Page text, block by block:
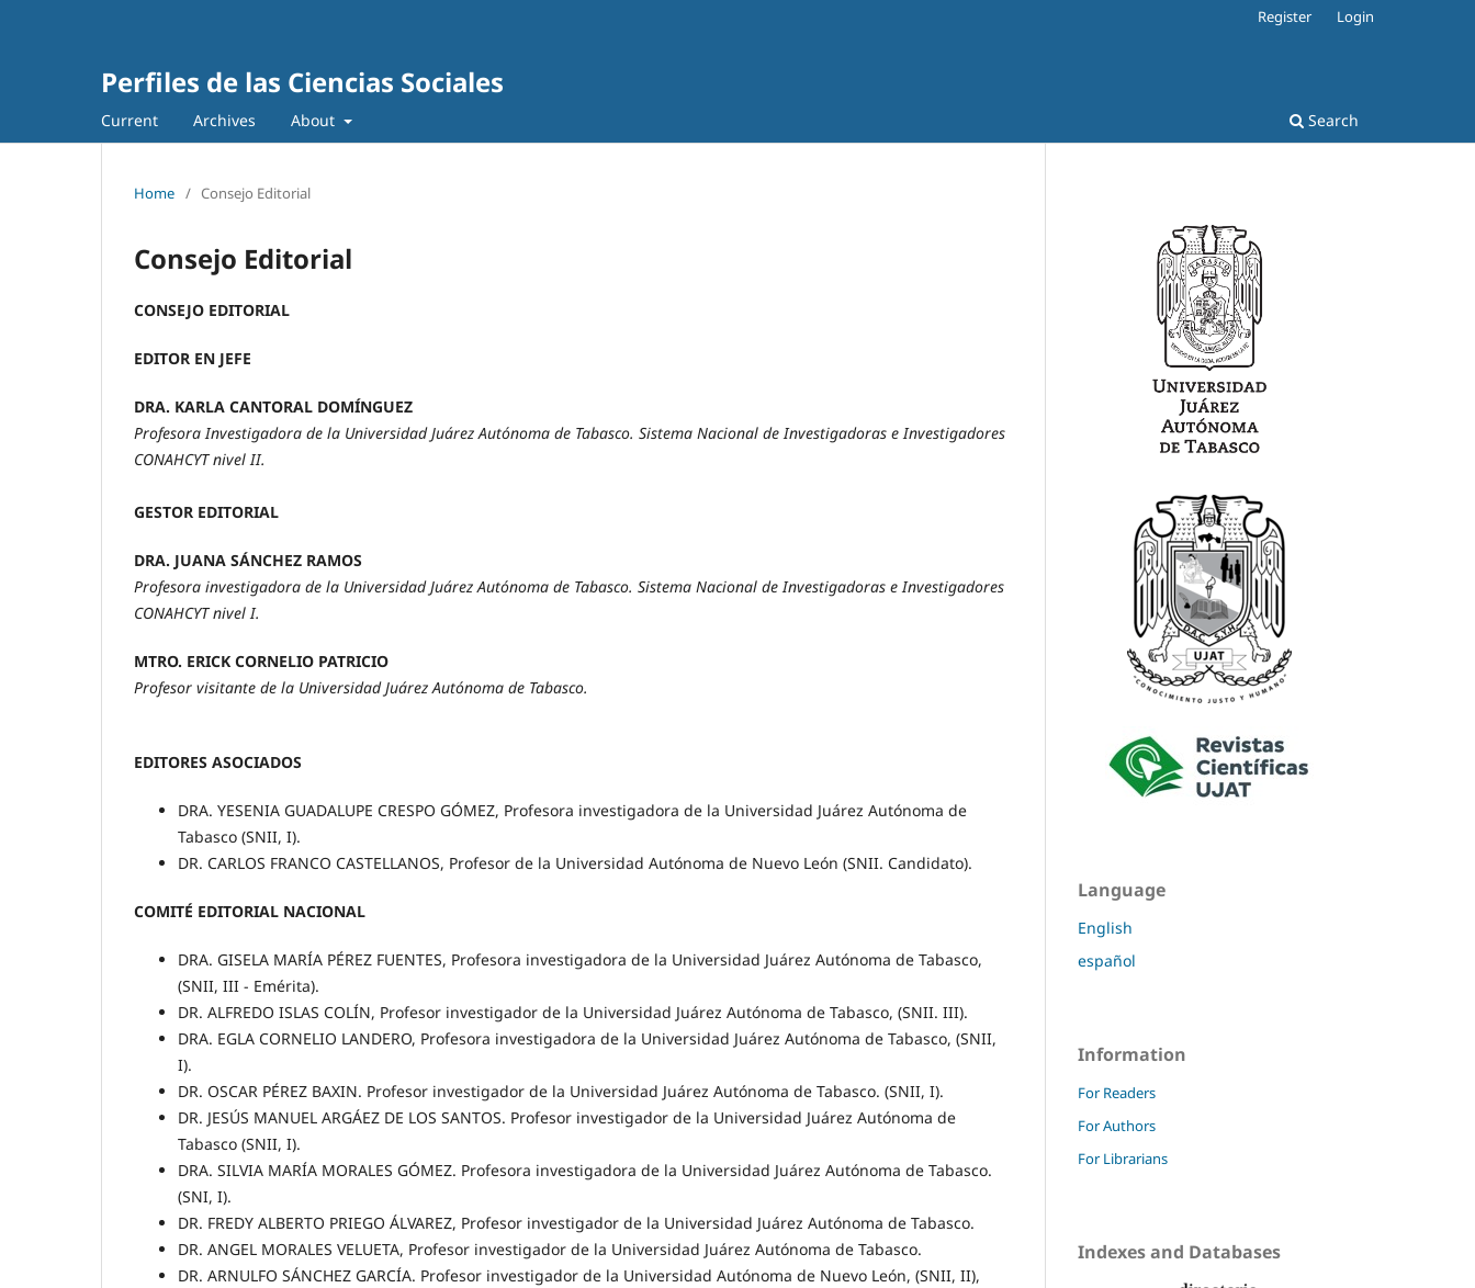
Perfiles de las Ciencias Sociales
Current Archives About Search
Register Login
Home / Consejo Editorial
Consejo Editorial
CONSEJO EDITORIAL
EDITOR EN JEFE
DRA. KARLA CANTORAL DOMÍNGUEZ
Profesora Investigadora de la Universidad Juárez Autónoma de Tabasco. Sistema Nacional de Investigadoras e Investigadores
CONAHCYT nivel II.
GESTOR EDITORIAL
DRA. JUANA SÁNCHEZ RAMOS
Profesora investigadora de la Universidad Juárez Autónoma de Tabasco. Sistema Nacional de Investigadoras e Investigadores
CONAHCYT nivel I.
MTRO. ERICK CORNELIO PATRICIO
Profesor visitante de la Universidad Juárez Autónoma de Tabasco.
EDITORES ASOCIADOS
DRA. YESENIA GUADALUPE CRESPO GÓMEZ, Profesora investigadora de la Universidad Juárez Autónoma de
Tabasco (SNII, I).
DR. CARLOS FRANCO CASTELLANOS, Profesor de la Universidad Autónoma de Nuevo León (SNII. Candidato).
COMITÉ EDITORIAL NACIONAL
DRA. GISELA MARÍA PÉREZ FUENTES, Profesora investigadora de la Universidad Juárez Autónoma de Tabasco,
(SNII, III - Emérita).
DR. ALFREDO ISLAS COLÍN, Profesor investigador de la Universidad Juárez Autónoma de Tabasco, (SNII. III).
DRA. EGLA CORNELIO LANDERO, Profesora investigadora de la Universidad Juárez Autónoma de Tabasco, (SNII,
I).
DR. OSCAR PÉREZ BAXIN. Profesor investigador de la Universidad Juárez Autónoma de Tabasco. (SNII, I).
DR. JESÚS MANUEL ARGÁEZ DE LOS SANTOS. Profesor investigador de la Universidad Juárez Autónoma de
Tabasco (SNII, I).
DRA. SILVIA MARÍA MORALES GÓMEZ. Profesora investigadora de la Universidad Juárez Autónoma de Tabasco.
(SNI, I).
DR. FREDY ALBERTO PRIEGO ÁLVAREZ, Profesor investigador de la Universidad Juárez Autónoma de Tabasco.
DR. ANGEL MORALES VELUETA, Profesor investigador de la Universidad Juárez Autónoma de Tabasco.
DR. ARNULFO SÁNCHEZ GARCÍA. Profesor investigador de la Universidad Autónoma de Nuevo León, (SNII, II),
Language
English
español
Information
For Readers
For Authors
For Librarians
Indexes and Databases